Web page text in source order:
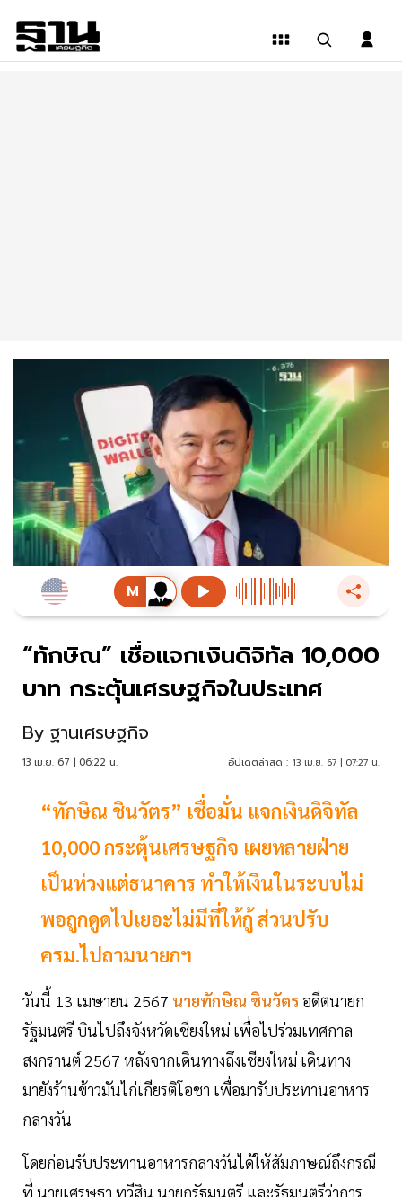
“ทักษิณ” เชื่อแจกเงินดิจิทัล 10,000
บาท กระตุ้นเศรษฐกิจในประเทศ
By ฐานเศรษฐกิจ
13 เม.ย. 67 | 06:22 น. อัปเดตล่าสุด : 13 เม.ย. 67 | 07:27 น.
“ทักษิณ ชินวัตร” เชื่อมั่น แจกเงินดิจิทัล
10,000 กระตุ้นเศรษฐกิจ เผยหลายฝ่าย
เป็นห่วงแต่ธนาคาร ทำให้เงินในระบบไม่
พอถูกดูดไปเยอะไม่มีที่ให้กู้ ส่วนปรับ
ครม.ไปถามนายกฯ
วันนี้ 13 เมษายน 2567 นายทักษิณ ชินวัตร อดีตนายก
รัฐมนตรี บินไปถึงจังหวัดเชียงใหม่ เพื่อไปร่วมเทศกาล
สงกรานต์ 2567 หลังจากเดินทางถึงเชียงใหม่ เดินทาง
มายังร้านข้าวมันไก่เกียรติโอชา เพื่อมารับประทานอาหาร
กลางวัน
โดยก่อนรับประทานอาหารกลางวันได้ให้สัมภาษณ์ถึงกรณี
ที่ นายเศรษฐา ทวีสิน นายกรัฐมนตรี และรัฐมนตรีว่าการ